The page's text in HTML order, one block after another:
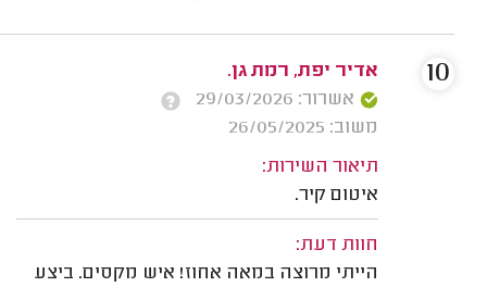
אדיר יפת, רמת גן.
אשרור: 29/03/2026
משוב: 26/05/2025
תיאור השירות:
איטום קיר.
חוות דעת:
הייתי מרוצה במאה אחוז! איש מקסים. ביצע
10